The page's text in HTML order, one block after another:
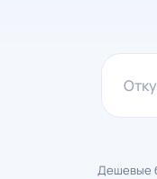
Дешевые